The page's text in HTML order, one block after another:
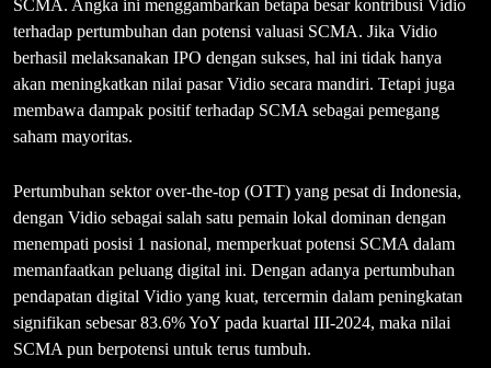
SCMA. Angka ini menggambarkan betapa besar kontribusi Vidio
terhadap pertumbuhan dan potensi valuasi SCMA. Jika Vidio
berhasil melaksanakan IPO dengan sukses, hal ini tidak hanya
akan meningkatkan nilai pasar Vidio secara mandiri. Tetapi juga
membawa dampak positif terhadap SCMA sebagai pemegang
saham mayoritas.
Pertumbuhan sektor over-the-top (OTT) yang pesat di Indonesia,
dengan Vidio sebagai salah satu pemain lokal dominan dengan
menempati posisi 1 nasional, memperkuat potensi SCMA dalam
memanfaatkan peluang digital ini. Dengan adanya pertumbuhan
pendapatan digital Vidio yang kuat, tercermin dalam peningkatan
signifikan sebesar 83.6% YoY pada kuartal III-2024, maka nilai
SCMA pun berpotensi untuk terus tumbuh.